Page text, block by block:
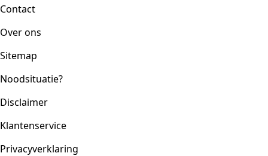
Contact
Over ons
Sitemap
Noodsituatie?
Disclaimer
Klantenservice
Privacyverklaring